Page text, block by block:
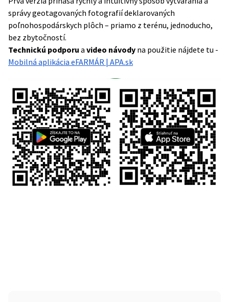
správy geotagovaných fotografií deklarovaných
poľnohospodárskych plôch – priamo z terénu, jednoducho,
bez zbytočností.
Technickú podporu a video návody na použitie nájdete tu -
Mobilná aplikácia eFARMÁR | APA.sk